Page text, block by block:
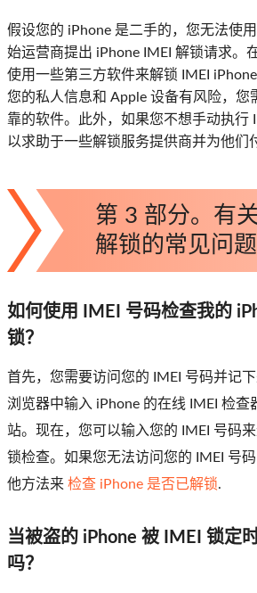
假设您的 iPhone 是二手的，您无法使
始运营商提出 iPhone IMEI 解锁请求。
使用一些第三方软件来解锁 IMEI
您的私人信息和 Apple 设备有风险，您
靠的软件。此外，如果您不想手动执行
以求助于一些解锁服务提供商并为他们
第 3 部分。有
解锁的常见问题
如何使用 IMEI 号码检查我的
锁？
首先，您需要访问您的 IMEI 号码并记
浏览器中输入 iPhone 的在线 IMEI 检查
站。现在，您可以输入您的 IMEI 号码
锁检查。如果您无法访问您的 IMEI 号
他方法来 检查 iPhone 是否已解锁.
当被盗的 iPhone 被 IMEI 锁定
吗？